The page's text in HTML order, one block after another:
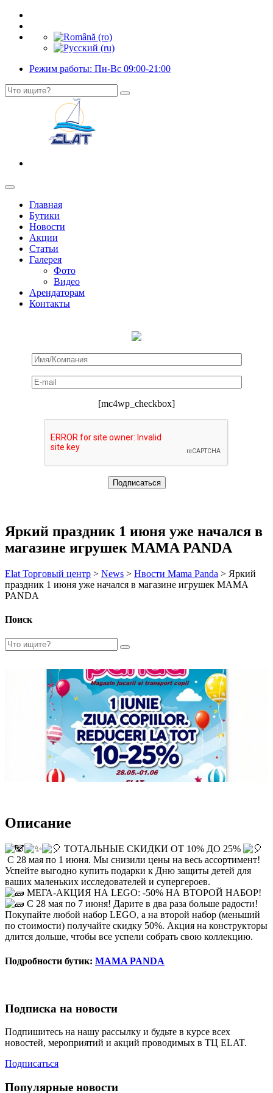
Режим работы: Пн-Вс 09:00-21:00
Главная
Бутики
Новости
Акции
Статьи
Галерея
Фото
Видео
Арендаторам
Контакты
[mc4wp_checkbox]
Яркий праздник 1 июня уже начался в
магазине игрушек MAMA PANDA
Elat Торговый центр > News > Нвости Mama Panda > Яркий
праздник 1 июня уже начался в магазине игрушек MAMA
PANDA
Поиск
Описание
ТОТАЛЬНЫЕ СКИДКИ ОТ 10% ДО 25%
С 28 мая по 1 июня. Мы снизили цены на весь ассортимент!
Успейте выгодно купить подарки к Дню защиты детей для
ваших маленьких исследователей и супергероев.
МЕГА-АКЦИЯ НА LEGO: -50% НА ВТОРОЙ НАБОР!
С 28 мая по 7 июня! Дарите в два раза больше радости!
Покупайте любой набор LEGO, а на второй набор (меньший
по стоимости) получайте скидку 50%. Акция на конструкторы
длится дольше, чтобы все успели собрать свою коллекцию.
Подробности бутик: MAMA PANDA
Подписка на новости
Подпишитесь на нашу рассылку и будьте в курсе всех
новостей, мероприятий и акций проводимых в ТЦ ELAT.
Подписаться
Популярные новости